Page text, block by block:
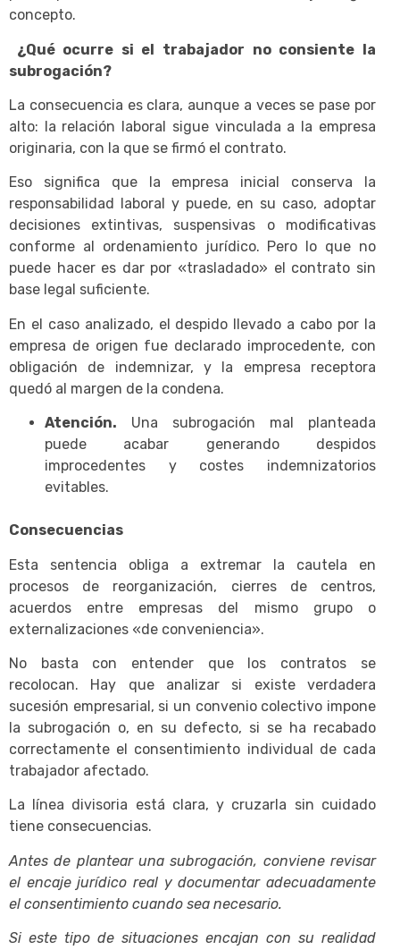
concepto.
¿Qué ocurre si el trabajador no consiente la
subrogación?
La consecuencia es clara, aunque a veces se pase por
alto: la relación laboral sigue vinculada a la empresa
originaria, con la que se firmó el contrato.
Eso significa que la empresa inicial conserva la
responsabilidad laboral y puede, en su caso, adoptar
decisiones extintivas, suspensivas o modificativas
conforme al ordenamiento jurídico. Pero lo que no
puede hacer es dar por «trasladado» el contrato sin
base legal suficiente.
En el caso analizado, el despido llevado a cabo por la
empresa de origen fue declarado improcedente, con
obligación de indemnizar, y la empresa receptora
quedó al margen de la condena.
Atención. Una subrogación mal planteada
puede acabar generando despidos
improcedentes y costes indemnizatorios
evitables.
Consecuencias
Esta sentencia obliga a extremar la cautela en
procesos de reorganización, cierres de centros,
acuerdos entre empresas del mismo grupo o
externalizaciones «de conveniencia».
No basta con entender que los contratos se
recolocan. Hay que analizar si existe verdadera
sucesión empresarial, si un convenio colectivo impone
la subrogación o, en su defecto, si se ha recabado
correctamente el consentimiento individual de cada
trabajador afectado.
La línea divisoria está clara, y cruzarla sin cuidado
tiene consecuencias.
Antes de plantear una subrogación, conviene revisar
el encaje jurídico real y documentar adecuadamente
el consentimiento cuando sea necesario.
Si este tipo de situaciones encajan con su realidad